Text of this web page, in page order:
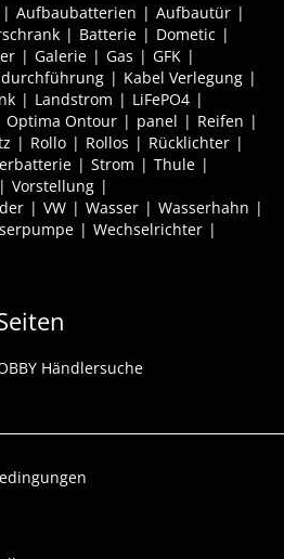
Aufbaubatterien
Aufbautür
Batterie
Dometic
Galerie Gas
GFK
Kabel Verlegung
Landstrom
LiFePO4
Optima Ontour panel
Reifen
Rollo Rollos
Rücklichter
Strom
Thule
Vorstellung
VW Wasser
Wasserhahn
Wechselrichter
Händlersuche